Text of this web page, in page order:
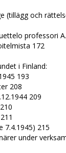
(tillägg och
professori
172
i Finland:
193
208
209
7.4.1945) 215
under